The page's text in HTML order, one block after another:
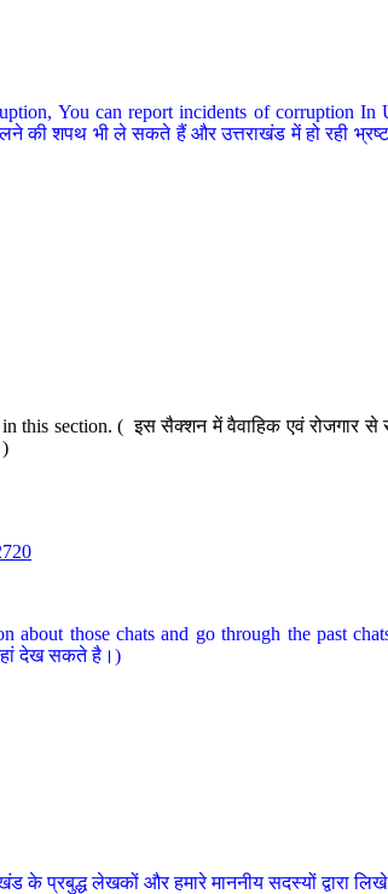
You can report incidents of corruption In
की शपथ भी ले सकते हैं और उत्तराखंड में हो रही
this section. ( इस सैक्शन में वैवाहिक एवं रोजगार से
those chats and go through the past
यहां देख सकते है।)
के प्रबुद्ध लेखकों और हमारे माननीय सदस्यों द्वारा